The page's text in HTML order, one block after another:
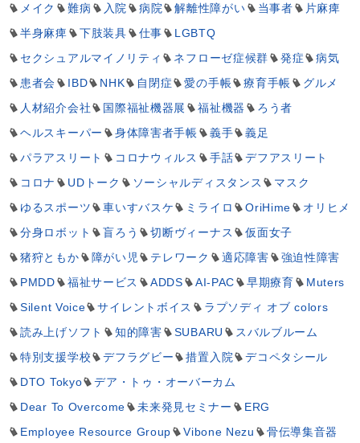
メイク
難病 入院 病院 解離性障がい 当事者
片麻痺
半身麻痺
下肢装具 仕事
LGBTQ
セクシュアルマイノリティ
ネフローゼ症候群 発症
病気
患者会
IBD NHK 自閉症 愛の手帳 療育手帳
グルメ
人材紹介会社
国際福祉機器展 福祉機器
ろう者
ヘルスキーパー
身体障害者手帳 義手
義足
パラアスリート
コロナウィルス 手話
デフアスリート
コロナ
UDトーク ソーシャルディスタンス
マスク
ゆるスポーツ
車いすバスケ ミライロ OriHime
オリヒメ
分身ロボット
盲ろう 切断ヴィーナス
仮面女子
猪狩ともか
障がい児 テレワーク 適応障害
強迫性障害
PMDD
福祉サービス ADDS AI-PAC 早期療育
Muters
Silent Voice
サイレントボイス
ラプソディ オブ colors
読み上げソフト
知的障害 SUBARU
スバルブルーム
特別支援学校
デフラグビー 措置入院
デコペタシール
DTO Tokyo
デア・トゥ・オーバーカム
Dear To Overcome
未来発見セミナー
ERG
Employee Resource Group
Vibone Nezu
骨伝導集音器